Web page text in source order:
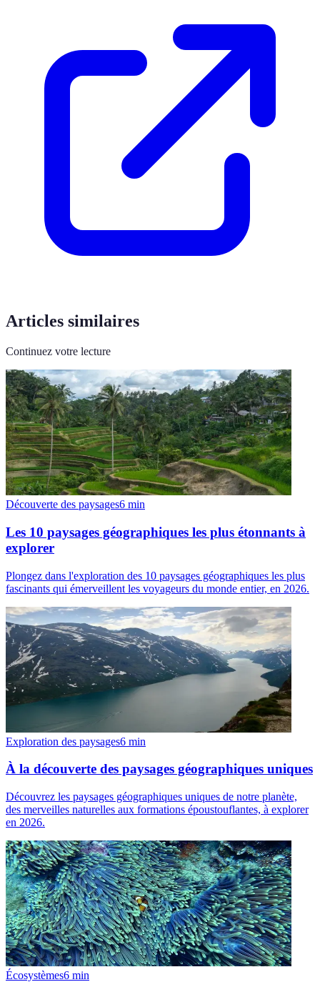
Articles similaires
Continuez votre lecture
Découverte des paysages6 min
Les 10 paysages géographiques les plus étonnants à
explorer
Plongez dans l'exploration des 10 paysages géographiques les plus
fascinants qui émerveillent les voyageurs du monde entier, en 2026.
Exploration des paysages6 min
À la découverte des paysages géographiques uniques
Découvrez les paysages géographiques uniques de notre planète,
des merveilles naturelles aux formations époustouflantes, à explorer
en 2026.
Écosystèmes6 min